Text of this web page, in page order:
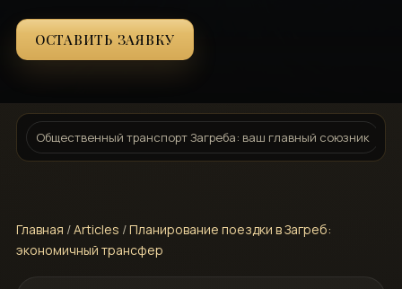
ОСТАВИТЬ ЗАЯВКУ
Общественный транспорт Загреба: ваш главный союзник
Главная /Articles /Планирование поездки в Загреб:
экономичный трансфер